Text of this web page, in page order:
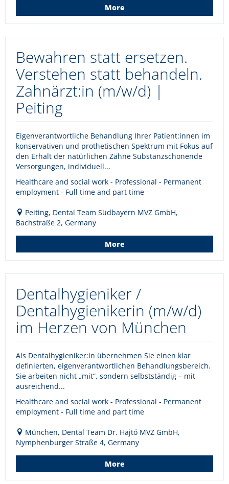
More
Bewahren statt ersetzen.
Verstehen statt behandeln.
Zahnärzt:in (m/w/d) |
Peiting
Eigenverantwortliche Behandlung Ihrer Patient:innen im
konservativen und prothetischen Spektrum mit Fokus auf
den Erhalt der natürlichen Zähne Substanzschonende
Versorgungen, individuell...
Healthcare and social work - Professional - Permanent
employment - Full time and part time
Peiting, Dental Team Südbayern MVZ GmbH,
Bachstraße 2, Germany
More
Dentalhygieniker /
Dentalhygienikerin (m/w/d)
im Herzen von München
Als Dentalhygieniker:in übernehmen Sie einen klar
definierten, eigenverantwortlichen Behandlungsbereich.
Sie arbeiten nicht „mit“, sondern selbstständig – mit
ausreichend...
Healthcare and social work - Professional - Permanent
employment - Full time and part time
München, Dental Team Dr. Hajtó MVZ GmbH,
Nymphenburger Straße 4, Germany
More